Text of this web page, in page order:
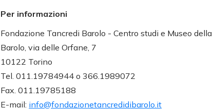
Per informazioni
Fondazione Tancredi Barolo - Centro studi e Museo
Barolo, via delle Orfane, 7
10122 Torino
Tel. 011.19784944 o 366.1989072
Fax. 011.19785188
E-mail: info@fondazionetancredidibarolo.it